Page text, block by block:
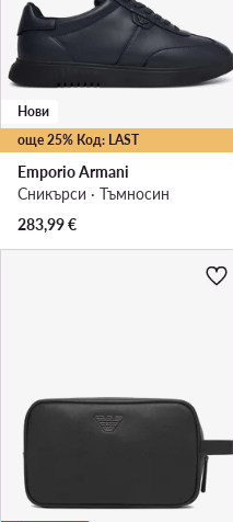
още 25% Код: LAST
Нови
Emporio Armani
Сникърси · Тъмносин
283,99€